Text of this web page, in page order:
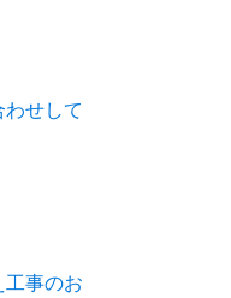
せして
事のお